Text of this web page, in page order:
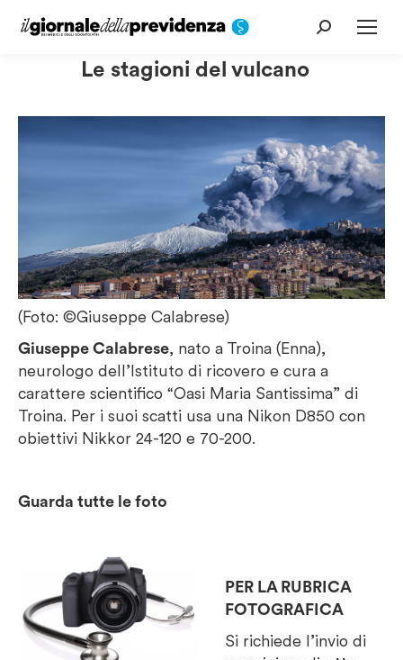
Cerca:
Le stagioni del vulcano
(Foto: ©Giuseppe Calabrese)
Giuseppe Calabrese, nato a Troina (Enna),
neurologo dell’Istituto di ricovero e cura a
carattere scientifico “Oasi Maria Santissima” di
Troina. Per i suoi scatti usa una Nikon D850 con
obiettivi Nikkor 24-120 e 70-200.
Guarda tutte le foto
PER LA RUBRICA
FOTOGRAFICA
Si richiede l’invio di